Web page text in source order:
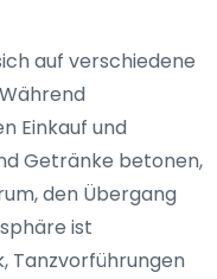
auf verschiedene
Einkauf und
Getränke betonen,
den Übergang
ist
Tanzvorführungen